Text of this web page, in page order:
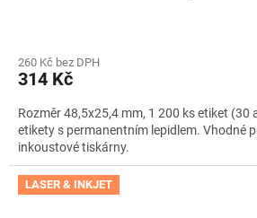
260 Kč bez DPH
314 Kč
Rozměr 48,5x25,4 mm, 1 200 ks etiket (30
etikety s permanentním lepidlem. Vhodné
inkoustové tiskárny.
LASER & INKJET